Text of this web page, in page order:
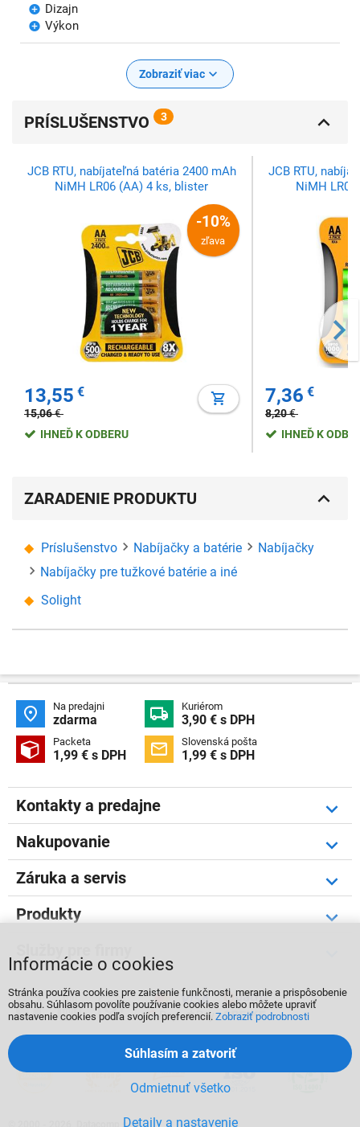
Dizajn
Výkon
Zobraziť viac
PRÍSLUŠENSTVO 3
JCB RTU, nabíjateľná batéria 2400 mAh
NiMH LR06 (AA) 4 ks, blister
-10%
zľava
13,55 €
15,06€
IHNEĎ K ODBERU
JCB RTU,
NiMH
7,36 €
8,20€
IHNEĎ K
ZARADENIE PRODUKTU
Príslušenstvo Nabíjačky a batérie
Nabíjačky
Nabíjačky pre tužkové batérie a iné
Solight
 Na predajni
zdarma  Kuriérom
3,90 € s DPH
 Packeta
1,99 € s DPH  Slovenská pošta
1,99 € s DPH
Kontakty a predajne
Nakupovanie
Záruka a servis
Produkty
  
2000 - 2026, Datacomp s.r.o.
Informácie o cookies
Stránka používa cookies pre zaistenie funkčnosti, meranie a prispôsobenie
obsahu. Súhlasom povolíte používanie cookies alebo môžete upraviť
nastavenie cookies podľa svojích preferencií. Zobraziť podrobnosti
Detaily a nastavenie
Odmietnuť všetko
Súhlasím a zatvoriť